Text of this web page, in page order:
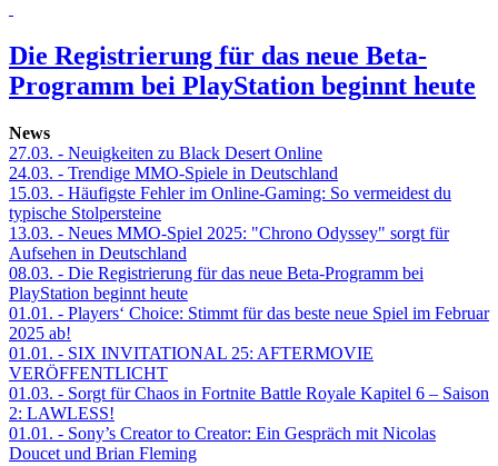
Die Registrierung für das neue Beta-
Programm bei PlayStation beginnt heute
News
27.03. - Neuigkeiten zu Black Desert Online
24.03. - Trendige MMO-Spiele in Deutschland
15.03. - Häufigste Fehler im Online-Gaming: So vermeidest du
typische Stolpersteine
13.03. - Neues MMO-Spiel 2025: "Chrono Odyssey" sorgt für
Aufsehen in Deutschland
08.03. - Die Registrierung für das neue Beta-Programm bei
PlayStation beginnt heute
01.01. - Players‘ Choice: Stimmt für das beste neue Spiel im Februar
2025 ab!
01.01. - SIX INVITATIONAL 25: AFTERMOVIE
VERÖFFENTLICHT
01.03. - Sorgt für Chaos in Fortnite Battle Royale Kapitel 6 – Saison
2: LAWLESS!
01.01. - Sony’s Creator to Creator: Ein Gespräch mit Nicolas
Doucet und Brian Fleming